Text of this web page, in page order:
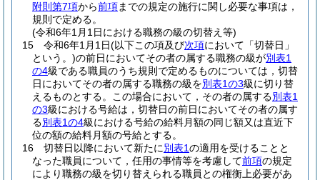
附則第7項から前項までの規定の施行に関し必要な事項は，
規則で定める。
(令和6年1月1日における職務の級の切替え等)
15
令和6年1月1日(以下この項及び次項において「切替日」
という。)の前日においてその者の属する職務の級が別表1
の4級である職員のうち規則で定めるものについては，切替
日においてその者の属する職務の級を別表1の3級に切り替
えるものとする。
この場合において，その者の属する別表1
の3級における号給は，切替日の前日においてその者の属す
る別表1の4級における号給の給料月額の同じ額又は直近下
位の額の給料月額の号給とする。
16
切替日以降において新たに別表1の適用を受けることと
なった職員について，任用の事情等を考慮して前項の規定
により職務の級を切り替えられる職員との権衡上必要があ